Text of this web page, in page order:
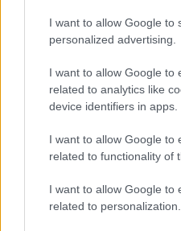
I want to allow Google to
personalized advertising.
I want to allow Google to
related to analytics like
device identifiers in apps.
I want to allow Google to
related to functionality of
I want to allow Google to
related to personalization.
A post shared by